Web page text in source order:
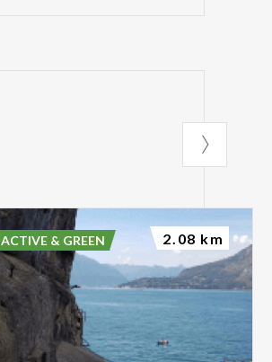
ACTIVE & GREEN 2.08 km